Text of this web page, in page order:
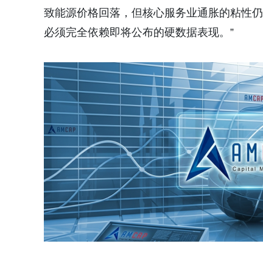
致能源价格回落，但核心服务业通胀的粘性
必须完全依赖即将公布的硬数据表现。”